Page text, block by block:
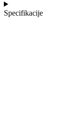
Specifikacije